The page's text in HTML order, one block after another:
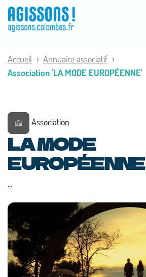
Accueil
Annuaire associatif
Association 'LA MODE EUROPÉENNE'
Association
LA MODE
EUROPÉENNE
...
Panneau de gestion des cookies